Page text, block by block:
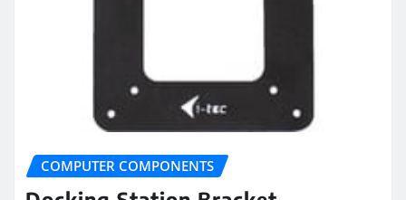
COMPUTER COMPONENTS